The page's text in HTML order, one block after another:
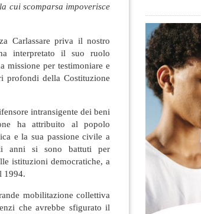
cui scomparsa impoverisce
Carlassare priva il nostro
interpretato il suo ruolo
missione per testimoniare e
profondi della Costituzione
intransigente dei beni
ha attribuito al popolo
e la sua passione civile a
anni si sono battuti per
istituzioni democratiche, a
1994.
mobilitazione collettiva
che avrebbe sfigurato il